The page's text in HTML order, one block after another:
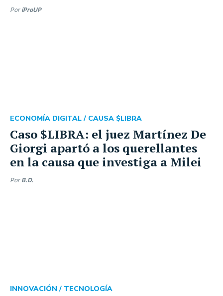
Por iProUP
Caso $LIBRA: el juez Martínez De
Giorgi apartó a los querellantes
en la causa que investiga a Milei
ECONOMÍA DIGITAL / CAUSA $LIBRA
Por B.D.
INNOVACIÓN / TECNOLOGÍA